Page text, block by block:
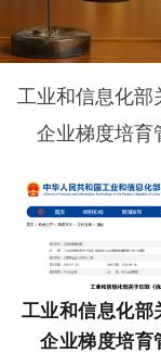
国际业务
新闻资讯
专业人员
人才招聘
工业和信息化部
企业梯度培育
工业和信息化
企业梯度培育